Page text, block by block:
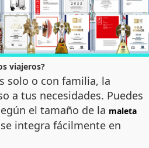
viajeros?
solo o con familia, la
a tus necesidades. Puedes
el tamaño de la maleta
integra fácilmente en